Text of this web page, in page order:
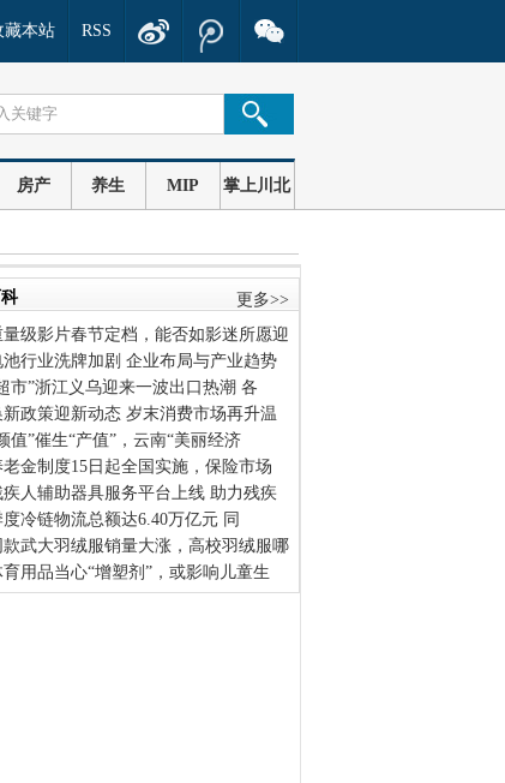
RSS
藏本站
房产 养生 MIP 掌上川北
更多>>
量级影片春节定档，能否如影迷所愿迎
行业洗牌加剧 企业布局与产业趋势
市”浙江义乌迎来一波出口热潮 各
新政策迎新动态 岁末消费市场再升温
值”催生“产值”，云南“美丽经济
金制度15日起全国实施，保险市场
人辅助器具服务平台上线 助力残疾
冷链物流总额达6.40万亿元 同
武大羽绒服销量大涨，高校羽绒服哪
用品当心“增塑剂”，或影响儿童生